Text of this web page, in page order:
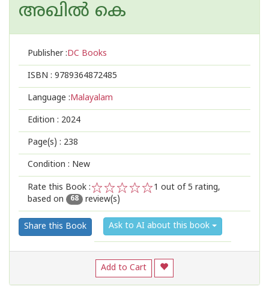
അഖില്‍ കെ
Publisher :DC Books
ISBN : 9789364872485
Language :Malayalam
Edition : 2024
Page(s) : 238
Condition : New
Rate this Book :
3
2
1
1 out of 5 rating,
based on
68 review(s)
Share this Book Ask to AI about this book
Add to Cart